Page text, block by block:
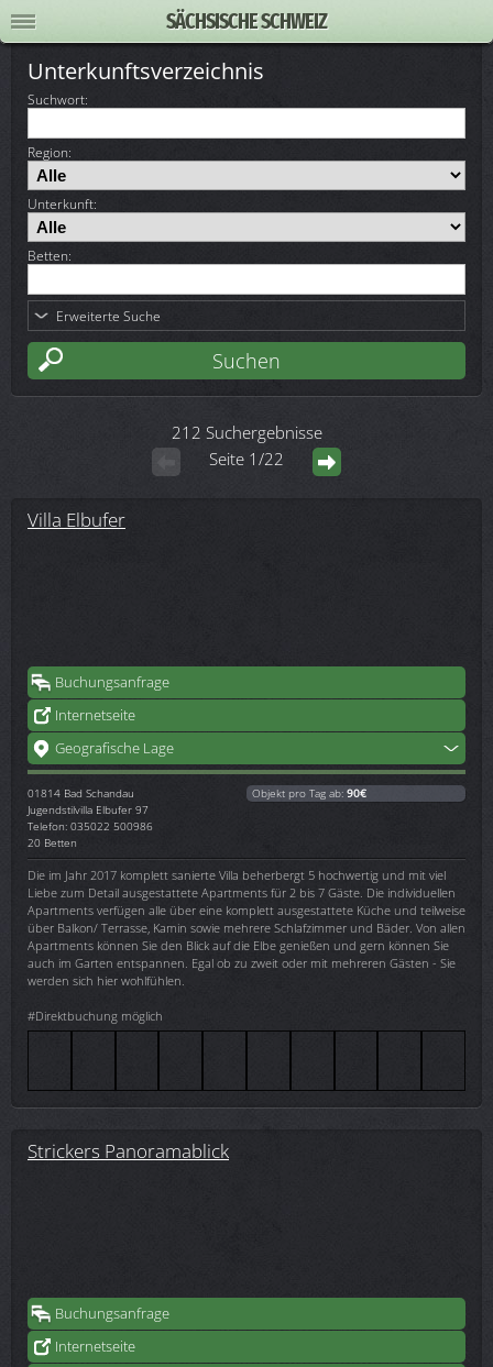
SÄCHSISCHE SCHWEIZ
Unterkunftsverzeichnis
Suchwort:
Region:
Unterkunft:
Betten:
Erweiterte Suche
212 Suchergebnisse
Seite 1/22
Villa Elbufer
Buchungsanfrage
Internetseite
Geografische Lage
01814 Bad Schandau
Jugendstilvilla Elbufer 97
Telefon: 035022 500986
20 Betten
Objekt pro Tag ab: 90€
Die im Jahr 2017 komplett sanierte Villa beherbergt 5 hochwertig und mit viel
Liebe zum Detail ausgestattete Apartments für 2 bis 7 Gäste. Die individuellen
Apartments verfügen alle über eine komplett ausgestattete Küche und teilweise
über Balkon/ Terrasse, Kamin sowie mehrere Schlafzimmer und Bäder. Von allen
Apartments können Sie den Blick auf die Elbe genießen und gern können Sie
auch im Garten entspannen. Egal ob zu zweit oder mit mehreren Gästen - Sie
werden sich hier wohlfühlen.
#Direktbuchung möglich
Strickers Panoramablick
Buchungsanfrage
Internetseite